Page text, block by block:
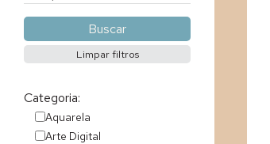
Categoria:
Aquarela
Arte Digital